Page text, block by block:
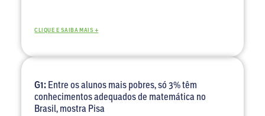
CLIQUE E SAIBA MAIS +
G1:Entre os alunos mais pobres, só 3% têm
conhecimentos adequados de matemática no
Brasil, mostra Pisa